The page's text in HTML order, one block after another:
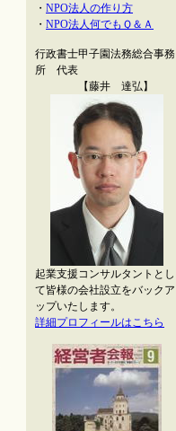
・ NPO法人の作り方
・ NPO法人何でもＱ＆Ａ
行政書士甲子園法務総合事務
所 代表
【藤井 達弘】
起業支援コンサルタントとし
て皆様の会社設立をバックア
ップいたします。
詳細プロフィールはこちら